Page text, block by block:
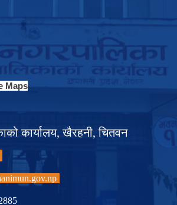
Maps
कार्यालय, खैरहनी, चितवन